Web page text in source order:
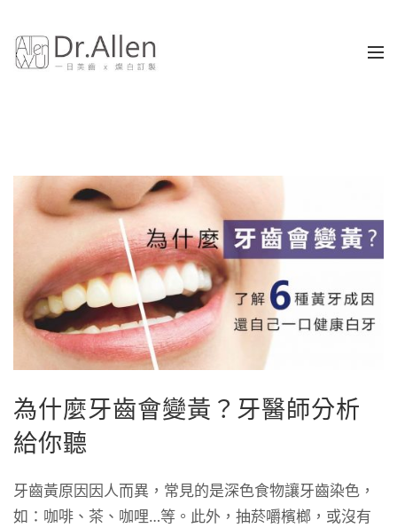
為什麼牙齒會變黃？牙醫師分析
給你聽
牙齒黃原因因人而異，常見的是深色食物讓牙齒染色，
如：咖啡、茶、咖哩…等。此外，抽菸嚼檳榔，或沒有